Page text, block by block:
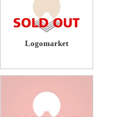
Logomarket